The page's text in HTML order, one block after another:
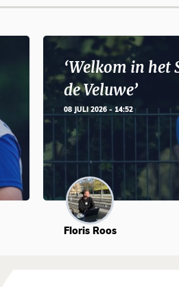
‘Welkom in het
de Veluwe’
08 JULI 2026 - 14:52
Floris Roos